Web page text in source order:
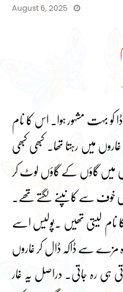
August 6, 2025
کو بہت مشہور ہوا۔ اس کا نام
میں رہتا تھا۔ کبھی کبھی
میں گاؤں کے گاؤں لوٹ کر
خوف سے کانپنے لگتے تھے۔
نام لیتی تھیں ۔پولیس اسے
وہ مزے سے ڈاکہ ڈال کر غاروں
ہی رہ جاتی۔ دراصل یہ غار